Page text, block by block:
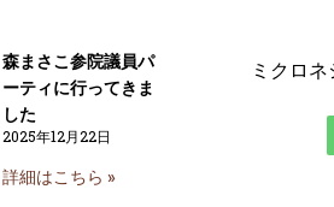
森まさこ参院議員パ
ーティに行ってきま
した
2025年12月22日
詳細はこちら »
旅
ミクロ